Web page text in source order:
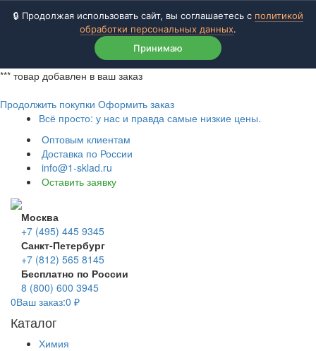
🔒 Продолжая использовать сайт, вы соглашаетесь с политикой
обработки персональных данных.
Принимаю
*** товар добавлен в ваш заказ
Продолжить покупки Оформить заказ
Всё просто: у нас и правда самые низкие цены.
Оптовым клиентам
Доставка по России
info@1-sklad.ru
Оставить заявку
Москва
+7 (495) 445 9345
Санкт-Петербург
+7 (812) 565 8145
Бесплатно по России
8 (800) 600 3945
0Ваш заказ:0 ₽
Каталог
Химия